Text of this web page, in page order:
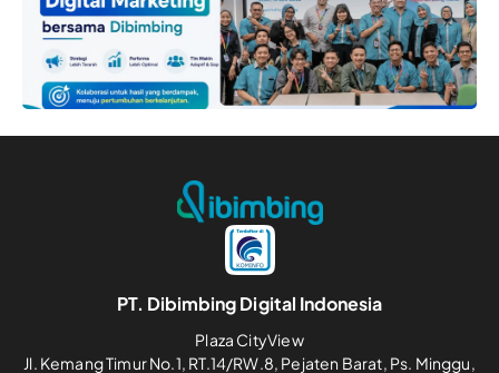
PT. Dibimbing Digital Indonesia
Plaza CityView
Jl. Kemang Timur No.1, RT.14/RW.8, Pejaten Barat, Ps. Minggu,